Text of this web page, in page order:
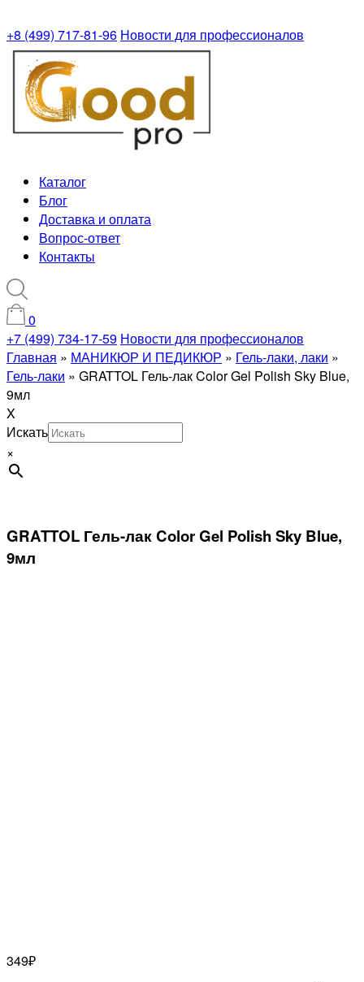
+8 (499) 717-81-96 Новости для профессионалов
Каталог
Блог
Доставка и оплата
Вопрос-ответ
Контакты
0
+7 (499) 734-17-59 Новости для профессионалов
Главная » МАНИКЮР И ПЕДИКЮР » Гель-лаки, лаки »
Гель-лаки » GRATTOL Гель-лак Color Gel Polish Sky Blue,
9мл
X
Искать
×
GRATTOL Гель-лак Color Gel Polish Sky Blue,
9мл
349₽